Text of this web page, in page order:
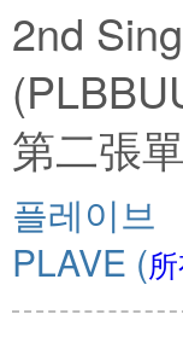
2nd
第二張
플레이브
PLAVE (